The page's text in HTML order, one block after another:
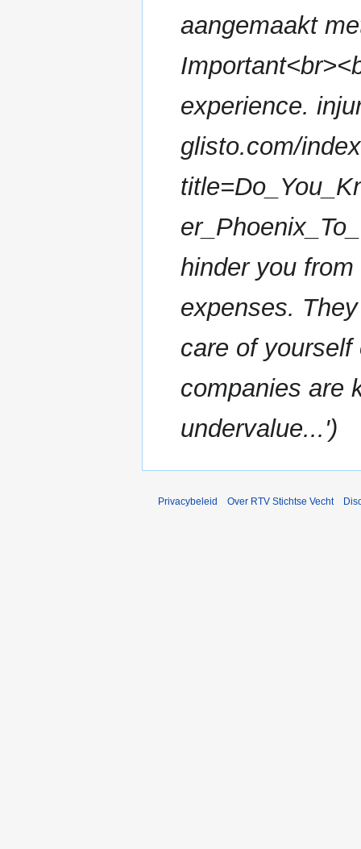
aangemaakt
experience.
glisto.com/
hinder you
expenses.
care of yourself
companies are
undervalue...'
Privacybeleid Over RTV Stichtse Vecht